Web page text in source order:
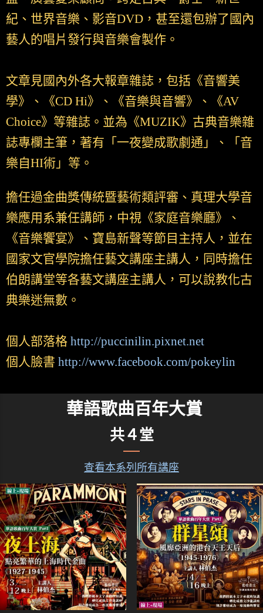
紀、世界音樂、影音DVD，甚至還包辦了國內
藝人的唱片發行與音樂會製作。
文章見國內外各大報章雜誌，包括《音響美
學》、《CD Hi》、《音樂與音響》、《AV
Choice》等雜誌。並為《MUZIK》古典音樂雜
誌專欄主筆，著有「一夜變成歌劇通」、「音
樂自HI術」等。
擔任過金曲獎傳統暨藝術類評審、真理大學音
樂應用系兼任講師，中視《家庭音樂廳》、
《音樂饗宴》、寶島新聲等節目主持人，並在
國家文官學院擔任藝文講座主講人，同時擔任
伯朗講堂等各藝文講座主講人，可以說教化古
典樂迷無數。
個人部落格 http://puccinilin.pixnet.net
個人臉書 http://www.facebook.com/pokeylin
華語歌曲百年大賞
共４堂
查看本系列所有講座